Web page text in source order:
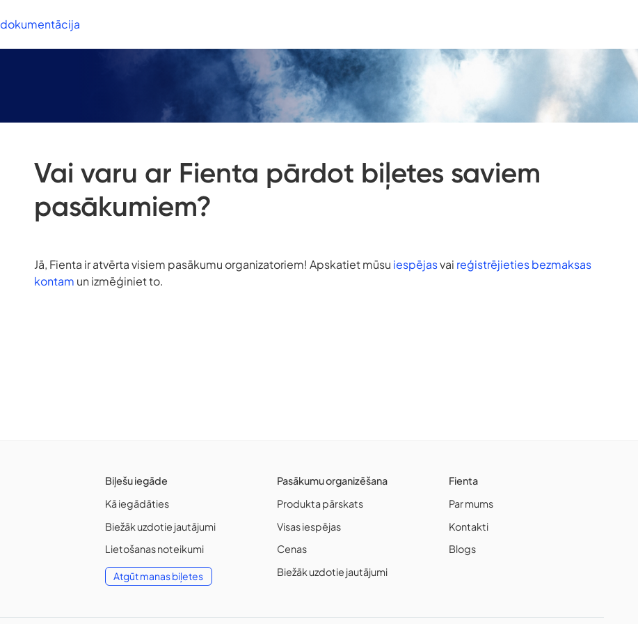
dokumentācija
Vai varu ar Fienta pārdot biļetes saviem
pasākumiem?
Jā, Fienta ir atvērta visiem pasākumu organizatoriem! Apskatiet mūsu iespējasvai reģistrējieties bezmaksas
kontam un izmēģiniet to.
Biļešu iegāde
Kā iegādāties
Biežāk uzdotie jautājumi
Lietošanas noteikumi
Atgūt manas biļetes
Pasākumu organizēšana
Produkta pārskats
Visas iespējas
Cenas
Biežāk uzdotie jautājumi
Fienta
Par mums
Kontakti
Blogs